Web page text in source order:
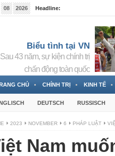
08 2026
Headline:
Biểu tình tại VN
Sau 43 năm, sự kiện chính trị
chấn động toàn quốc
CHỦ CHÍNH TRỊ KINH TẾ
DEUTSCH RUSSISCH
2023 NOVEMBER 6 PHÁP LUẬT
Nam